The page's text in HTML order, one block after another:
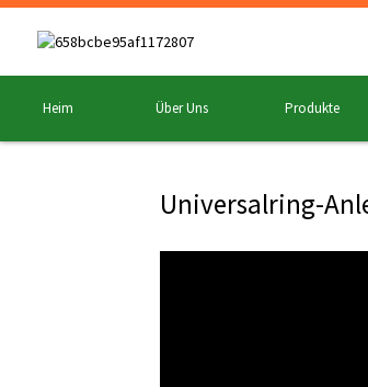
Heim Über Uns Produkte
Universalring-